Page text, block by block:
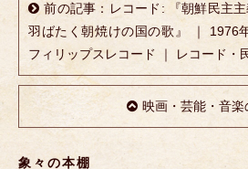
前の記事：レコード: 『朝鮮民主
羽ばたく朝焼けの国の歌』 ｜ 1976
フィリップスレコード ｜ レコード・
映画・芸能・音楽
象々の本棚